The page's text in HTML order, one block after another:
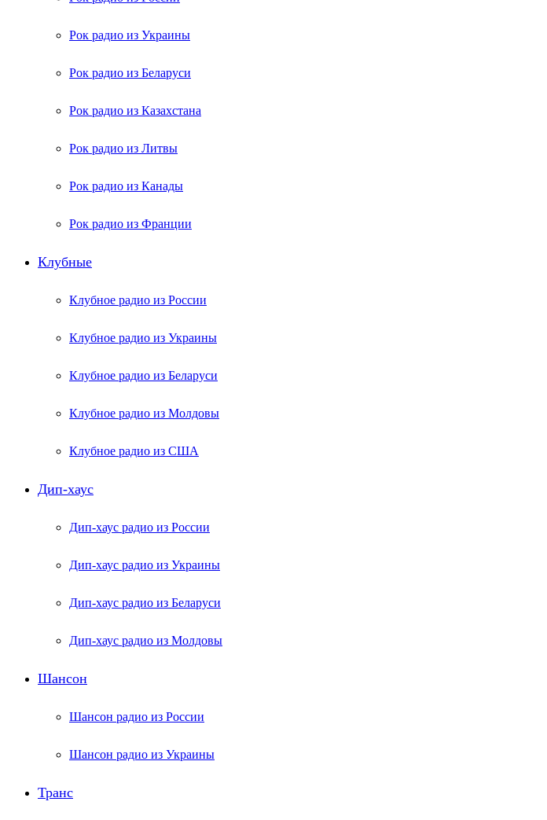
Рок радио из Украины
Рок радио из Беларуси
Рок радио из Казахстана
Рок радио из Литвы
Рок радио из Канады
Рок радио из Франции
Клубные
Клубное радио из России
Клубное радио из Украины
Клубное радио из Беларуси
Клубное радио из Молдовы
Клубное радио из США
Дип-хаус
Дип-хаус радио из России
Дип-хаус радио из Украины
Дип-хаус радио из Беларуси
Дип-хаус радио из Молдовы
Шансон
Шансон радио из России
Шансон радио из Украины
Транс